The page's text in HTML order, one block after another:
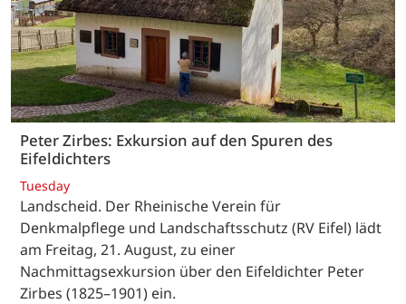
Peter Zirbes: Exkursion auf den Spuren des
Eifeldichters
Tuesday
Landscheid. Der Rheinische Verein für
Denkmalpflege und Landschaftsschutz (RV Eifel) lädt
am Freitag, 21. August, zu einer
Nachmittagsexkursion über den Eifeldichter Peter
Zirbes (1825–1901) ein.